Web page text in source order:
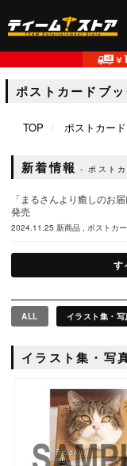
ポストカードブッ
TOP ポストカー
新着情報 ポスト
「まるさんより癒しのお
発売
2024.11.25 新商品 ポストカ
す
ALL イラスト集・写
イラスト集・写